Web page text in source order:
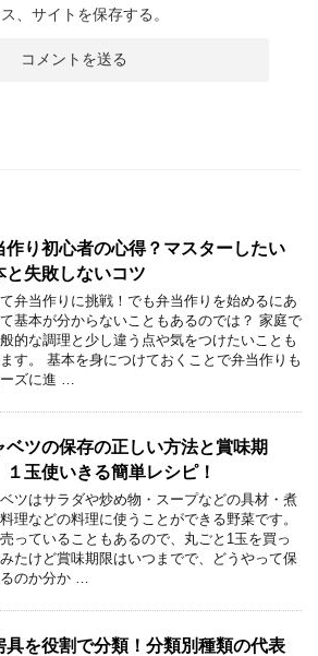
、サイトを保存する。
作り初心者の心得？マスターしたい
と失敗しないコツ
弁当作りに挑戦！でも弁当作りを始めるにあ
基本が分からないこともあるのでは？ 家庭で
的な調理と少し違う点や気をつけたいことも
す。 基本を身につけておくことで弁当作りも
ズに進 …
ベツの保存の正しい方法と賞味期
玉使いきる簡単レシピ！
ツはサラダや炒め物・スープなどの具材・煮
理などの料理に使うことができる野菜です。
っていることもあるので、丸ごと1玉を買っ
たけど賞味期限はいつまでで、どうやって保
のか分か …
具を役割で分類！分類別種類の代表